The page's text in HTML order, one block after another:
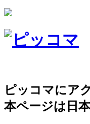
ピッコマにア
本ページは日